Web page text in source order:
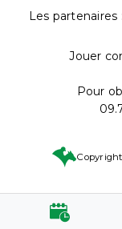
Les partenaires :
Jouer
Pour